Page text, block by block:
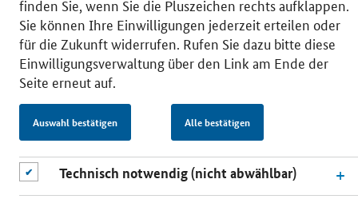
© 2026 Bundesministerium für Wirtschaft und Energie
RSS
Benutzerhinweise
Impressum
Barrierefreiheit
Datenschutz
Einwilligungsverwaltung
finden Sie, wenn Sie die Pluszeichen rechts aufklappen.
Sie können Ihre Einwilligungen jederzeit erteilen oder
für die Zukunft widerrufen. Rufen Sie dazu bitte diese
Einwilligungsverwaltung über den Link am Ende der
Seite erneut auf.
Auswahl bestätigen Alle bestätigen
Technisch notwendig (nicht abwählbar)